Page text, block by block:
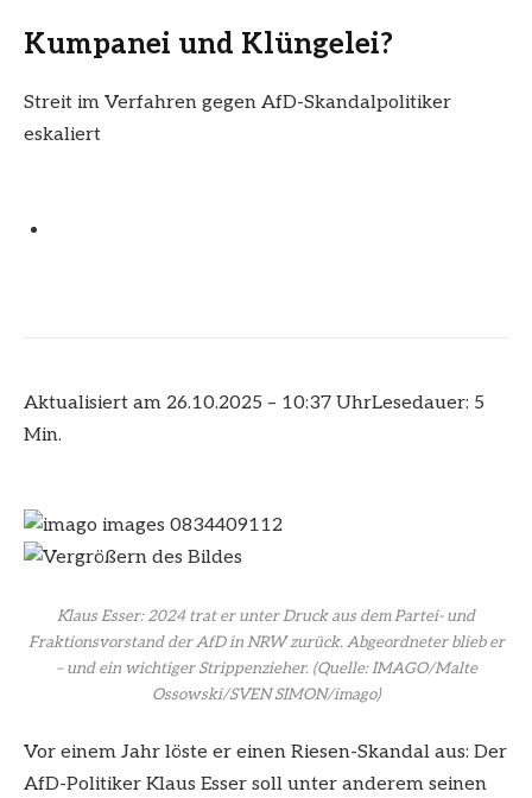
Kumpanei und Klüngelei?
Streit im Verfahren gegen AfD-Skandalpolitiker
eskaliert
Aktualisiert am 26.10.2025 – 10:37 UhrLesedauer: 5
Min.
Klaus Esser: 2024 trat er unter Druck aus dem Partei- und
Fraktionsvorstand der AfD in NRW zurück. Abgeordneter blieb er
– und ein wichtiger Strippenzieher.(Quelle: IMAGO/Malte
Ossowski/SVEN SIMON/imago)
Vor einem Jahr löste er einen Riesen-Skandal aus: Der
AfD-Politiker Klaus Esser soll unter anderem seinen